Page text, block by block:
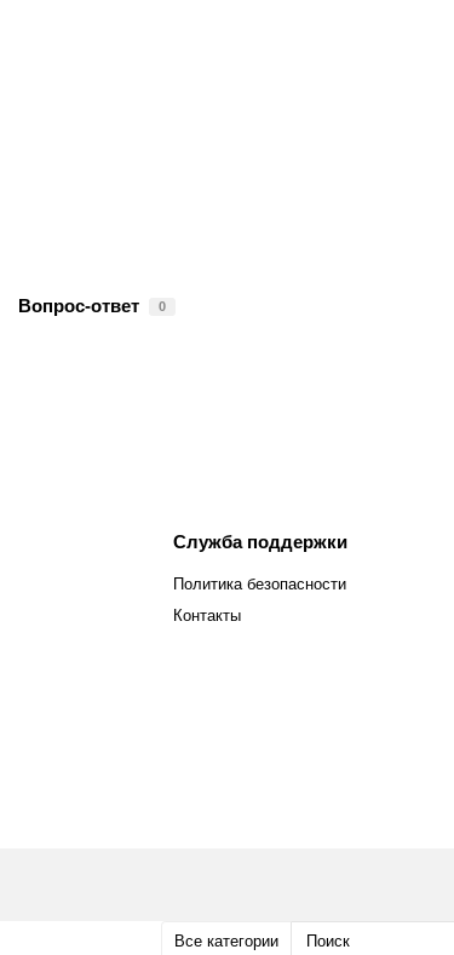
Вопрос-ответ 0
Служба поддержки
Политика безопасности
Контакты
Все категории